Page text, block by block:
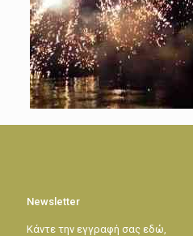
Newsletter
Κάντε την εγγραφή σας εδώ,